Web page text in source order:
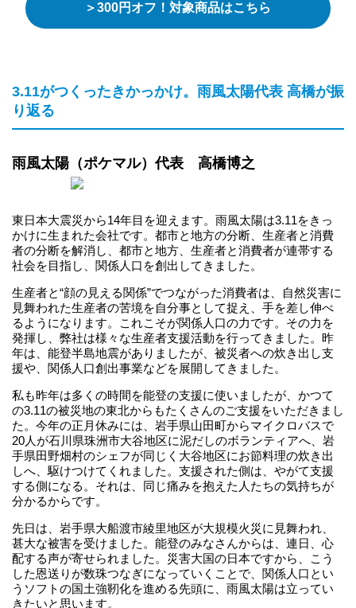
＞300円オフ！対象商品はこちら
3.11がつくったきかっかけ。雨風太陽代表 高橋が振
り返る
雨風太陽（ポケマル）代表 高橋博之
東日本大震災から14年目を迎えます。雨風太陽は3.11をきっ
かけに生まれた会社です。都市と地方の分断、生産者と消費
者の分断を解消し、都市と地方、生産者と消費者が連帯する
社会を目指し、関係人口を創出してきました。
生産者と“顔の見える関係”でつながった消費者は、自然災害に
見舞われた生産者の苦境を自分事として捉え、手を差し伸べ
るようになります。これこそが関係人口の力です。その力を
発揮し、弊社は様々な生産者支援活動を行ってきました。昨
年は、能登半島地震がありましたが、被災者への炊き出し支
援や、関係人口創出事業などを展開してきました。
私も昨年は多くの時間を能登の支援に使いましたが、かつて
の3.11の被災地の東北からもたくさんのご支援をいただきまし
た。今年の正月休みには、岩手県山田町からマイクロバスで
20人が石川県珠洲市大谷地区に泥だしのボランティアへ、岩
手県田野畑村のシェフが同じく大谷地区にお節料理の炊き出
しへ、駆けつけてくれました。支援された側は、やがて支援
する側になる。それは、同じ痛みを抱えた人たちの気持ちが
分かるからです。
先日は、岩手県大船渡市綾里地区が大規模火災に見舞われ、
甚大な被害を受けました。能登のみなさんからは、連日、心
配する声が寄せられました。災害大国の日本ですから、こう
した恩送りが数珠つなぎになっていくことで、関係人口とい
うソフトの国土強靭化を進める先頭に、雨風太陽は立ってい
きたいと思います。